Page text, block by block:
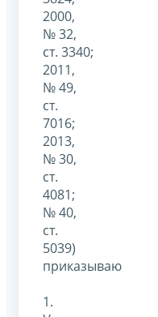
2000,
№ 32,
ст. 3340;
2011,
№ 49,
ст.
7016;
2013,
№ 30,
ст.
4081;
№ 40,
ст.
5039)
приказываю
1.